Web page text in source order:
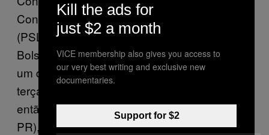
Congresso, deputada Joice Hasselmann
(PSL-SP), pediu, em nome do presidente Jair
Bolsonaro, para que Senadores derrubem
um dos vetos que serão analisados nesta
terça-feira (24). O projeto foi proposto pelo
então deputado Marcelo Almeida (PMDB-
PR), e visa incentivar concursos regionais
Kill the ads for
just $2 a month
VICE membership also gives you access to
our very best writing and exclusive new
documentaries.
Support for $2